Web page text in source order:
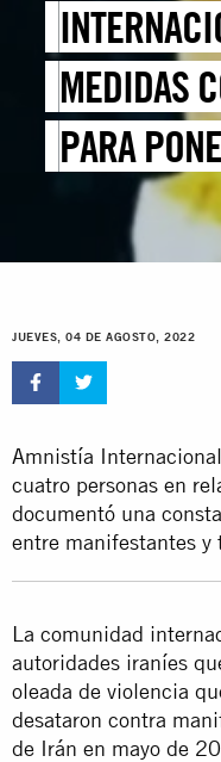
MEDIDAS
PARA
CICLOS
DE
JUEVES, 04 DE AGOSTO, 2022
Amnistía
cuatro personas en
documentó una
entre manifestantes y
La comunidad
autoridades iraníes
oleada de violencia
desataron contra
de Irán en mayo de